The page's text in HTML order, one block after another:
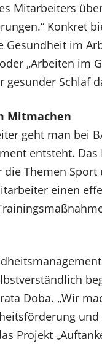
Mitarbeiters
Konkret
im
„Arbeiten im
gesunder Schlaf
Mitmachen
geht man bei
entsteht.
Themen
einen
Doba. „Wir
Projekt